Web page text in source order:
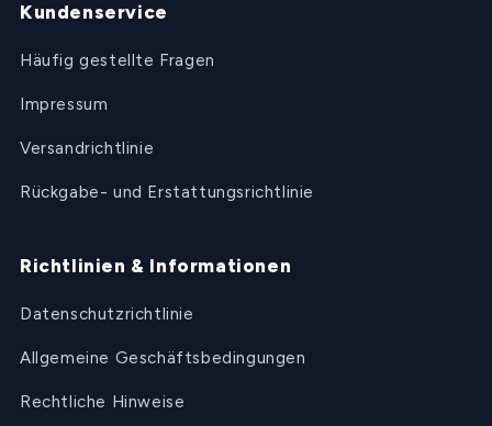
Kundenservice
Häufig gestellte Fragen
Impressum
Versandrichtlinie
Rückgabe- und Erstattungsrichtlinie
Richtlinien & Informationen
Datenschutzrichtlinie
Allgemeine Geschäftsbedingungen
Rechtliche Hinweise